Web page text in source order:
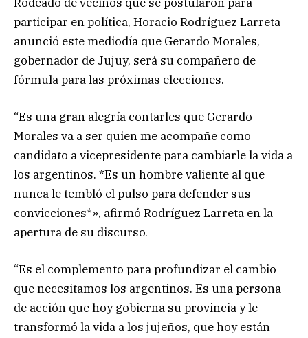
participar en política, Horacio Rodríguez Larreta
anunció este mediodía que Gerardo Morales,
gobernador de Jujuy, será su compañero de
fórmula para las próximas elecciones.
“Es una gran alegría contarles que Gerardo
Morales va a ser quien me acompañe como
candidato a vicepresidente para cambiarle la vida a
los argentinos. *Es un hombre valiente al que
nunca le tembló el pulso para defender sus
convicciones*», afirmó Rodríguez Larreta en la
apertura de su discurso.
“Es el complemento para profundizar el cambio
que necesitamos los argentinos. Es una persona
de acción que hoy gobierna su provincia y le
transformó la vida a los jujeños, que hoy están